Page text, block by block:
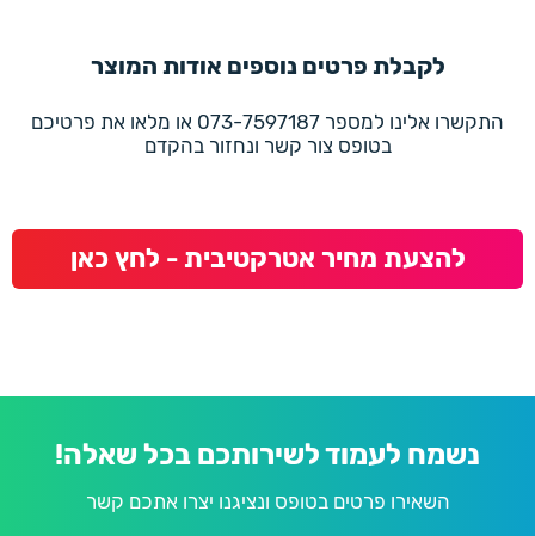
לקבלת פרטים נוספים אודות המוצר
התקשרו אלינו למספר 073-7597187 או מלאו את פרטיכם
בטופס צור קשר ונחזור בהקדם
להצעת מחיר אטרקטיבית - לחץ כאן
נשמח לעמוד לשירותכם בכל שאלה!
השאירו פרטים בטופס ונציגנו יצרו אתכם קשר